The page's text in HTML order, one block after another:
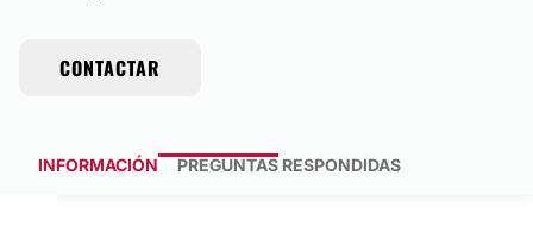
CONTACTAR
INFORMACIÓN PREGUNTAS RESPONDIDAS